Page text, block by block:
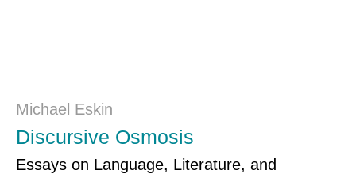
Michael Eskin
Discursive Osmosis
Essays on Language, Literature, and